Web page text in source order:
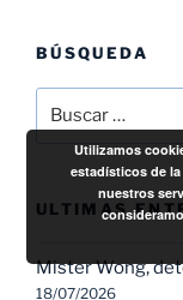
BÚSQUEDA
por:
ULTIMAS
Mister Wong,
18/07/2026
Utilizamos
estadísticos de
nuestros